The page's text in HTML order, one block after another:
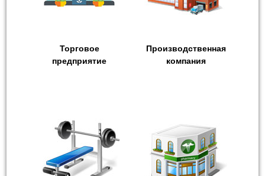
Торговое
предприятие
Производственная
компания